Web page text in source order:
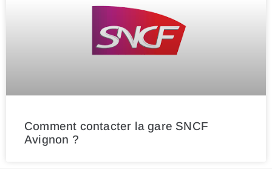
Comment contacter la gare SNCF
Avignon ?